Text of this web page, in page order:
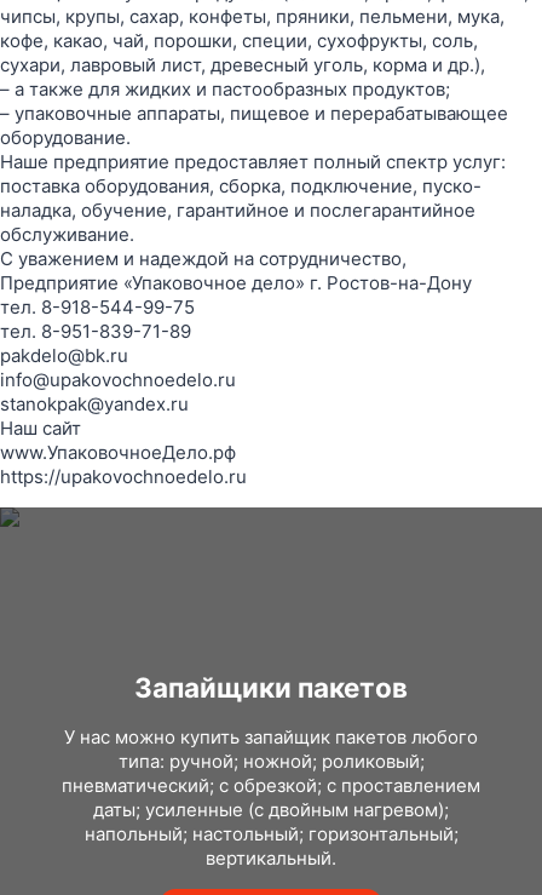
чипсы, крупы, сахар, конфеты, пряники, пельмени, мука,
кофе, какао, чай, порошки, специи, сухофрукты, соль,
сухари, лавровый лист, древесный уголь, корма и др.),
– а также для жидких и пастообразных продуктов;
– упаковочные аппараты, пищевое и перерабатывающее
оборудование.
Наше предприятие предоставляет полный спектр услуг:
поставка оборудования, сборка, подключение, пуско-
наладка, обучение, гарантийное и послегарантийное
обслуживание.
С уважением и надеждой на сотрудничество,
Предприятие «Упаковочное дело» г. Ростов-на-Дону
тел. 8-918-544-99-75
тел. 8-951-839-71-89
pakdelo@bk.ru
info@upakovochnoedelo.ru
stanokpak@yandex.ru
Наш сайт
www.УпаковочноеДело.рф
https://upakovochnoedelo.ru
Запайщики пакетов
У нас можно купить запайщик пакетов любого
типа: ручной; ножной; роликовый;
пневматический; с обрезкой; с проставлением
даты; усиленные (с двойным нагревом);
напольный; настольный; горизонтальный;
вертикальный.